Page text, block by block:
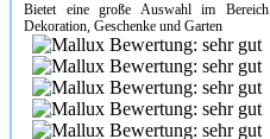
Bietet eine große Auswahl im Bereich
Dekoration, Geschenke und Garten